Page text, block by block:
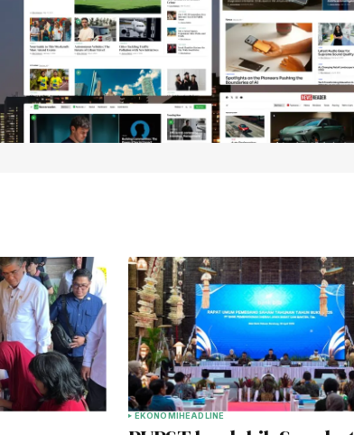
EKONOMIHEADLINE